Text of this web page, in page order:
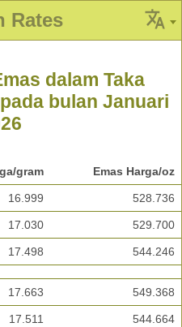
Rates
dalam Taka
bulan Januari
gram Emas Harga/oz
16.999 528.736
17.030 529.700
17.498 544.246
17.663 549.368
17.511 544.664